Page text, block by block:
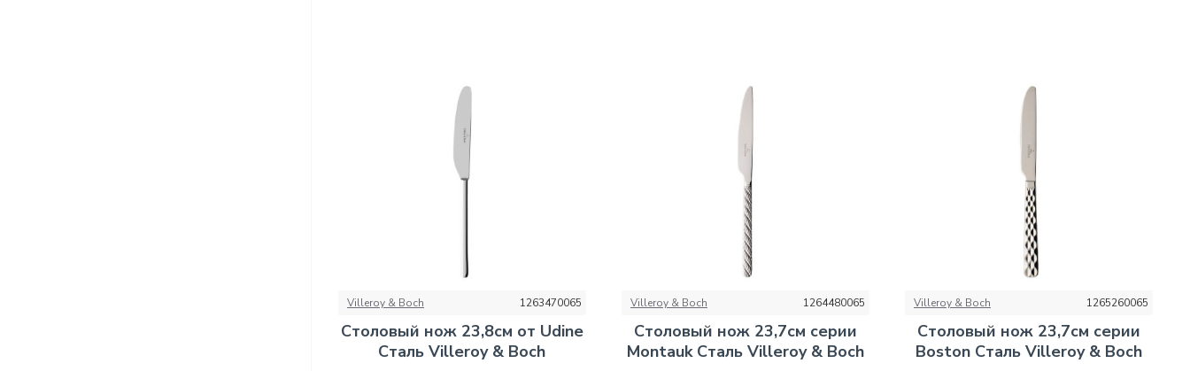
Villeroy & Boch 1263470065
Столовый нож 23,8см от Udine
Сталь Villeroy & Boch
Villeroy & Boch 1264480065
Столовый нож 23,7см серии
Montauk Сталь Villeroy & Boch
Villeroy & Boch 1265260065
Столовый нож 23,7см серии
Boston Сталь Villeroy & Boch